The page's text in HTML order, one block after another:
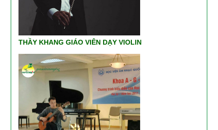
THẦY KHANG GIÁO VIÊN DẠY VIOLIN